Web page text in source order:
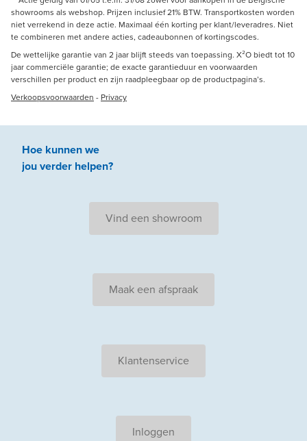
showrooms als webshop. Prijzen inclusief 21% BTW. Transportkosten worden
niet verrekend in deze actie. Maximaal één korting per klant/leveradres. Niet
te combineren met andere acties, cadeaubonnen of kortingscodes.
De wettelijke garantie van 2 jaar blijft steeds van toepassing. X²O biedt tot 10
jaar commerciële garantie; de exacte garantieduur en voorwaarden
verschillen per product en zijn raadpleegbaar op de productpagina’s.
Verkoopsvoorwaarden - Privacy
Hoe kunnen we
jouverder helpen?
Vind een showroom
Maak een afspraak
Klantenservice
Inloggen